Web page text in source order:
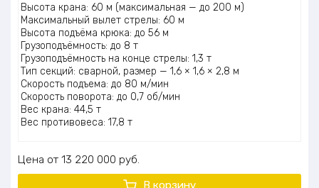
Высота крана: 60 м (максимальная — до 200 м)
Максимальный вылет стрелы: 60 м
Высота подъёма крюка: до 56 м
Грузоподъёмность: до 8 т
Грузоподъёмность на конце стрелы: 1,3 т
Тип секций: сварной, размер — 1,6 × 1,6 × 2,8 м
Скорость подъема: до 80 м/мин
Скорость поворота: до 0,7 об/мин
Вес крана: 44,5 т
Вес противовеса: 17,8 т
Цена 13 220 000 руб.
В корзину